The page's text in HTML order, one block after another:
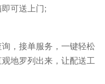
可送上门;
，接单服务，一键轻松
地罗列出来，让配送工